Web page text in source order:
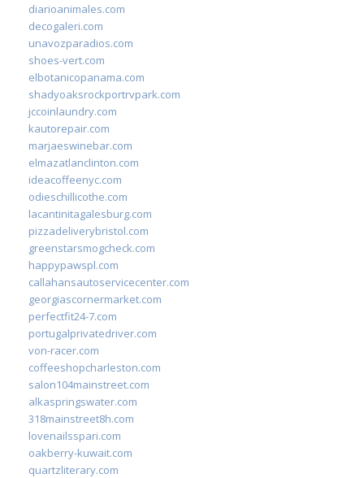
diarioanimales.com
decogaleri.com
unavozparadios.com
shoes-vert.com
elbotanicopanama.com
shadyoaksrockportrvpark.com
jccoinlaundry.com
kautorepair.com
marjaeswinebar.com
elmazatlanclinton.com
ideacoffeenyc.com
odieschillicothe.com
lacantinitagalesburg.com
pizzadeliverybristol.com
greenstarsmogcheck.com
happypawspl.com
callahansautoservicecenter.com
georgiascornermarket.com
perfectfit24-7.com
portugalprivatedriver.com
von-racer.com
coffeeshopcharleston.com
salon104mainstreet.com
alkaspringswater.com
318mainstreet8h.com
lovenailsspari.com
oakberry-kuwait.com
quartzliterary.com